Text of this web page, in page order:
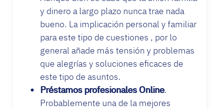
y dinero a largo plazo nunca trae nada
bueno. La implicación personal y familiar
para este tipo de cuestiones , por lo
general añade más tensión y problemas
que alegrías y soluciones eficaces de
este tipo de asuntos.
Préstamos profesionales Online.
Probablemente una de la mejores